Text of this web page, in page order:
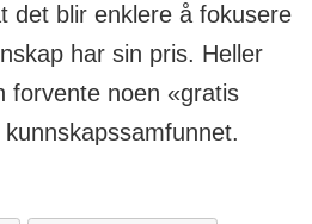
det blir enklere å fokusere
har sin pris. Heller
forvente noen «gratis